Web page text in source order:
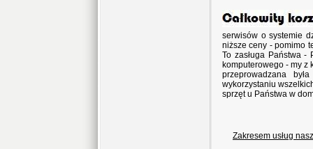
serwisów o systemie
niższe ceny - pomimo
To zasługa Państwa
komputerowego - my z
przeprowadzana
wykorzystaniu
sprzęt u Państwa w
Zakresem usług